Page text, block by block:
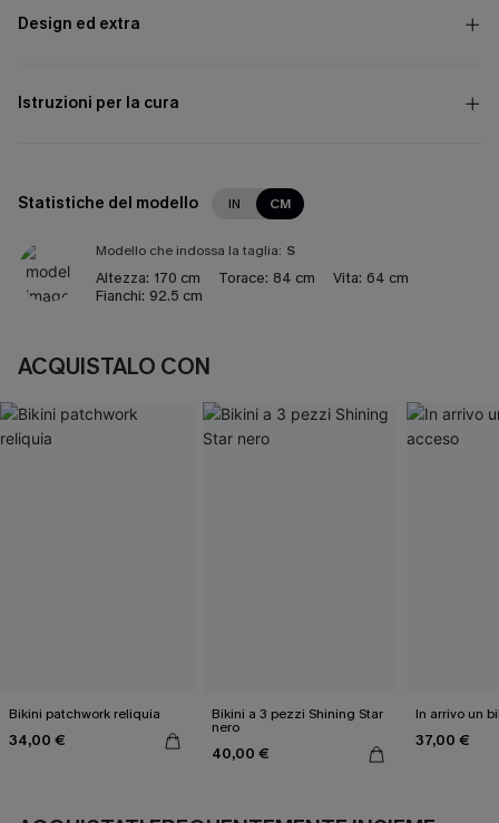
Design ed extra
Istruzioni per la cura
Statistiche del modello IN CM
Modello che indossa la taglia: S
Altezza: 170 cm Torace: 84 cm Vita: 64 cm
Fianchi: 92.5 cm
ACQUISTALO CON
Bikini patchwork reliquia
34,00 €
Bikini a 3 pezzi Shining Star
nero
40,00 €
In arrivo un
37,00 €